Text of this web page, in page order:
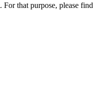
For that purpose, please find